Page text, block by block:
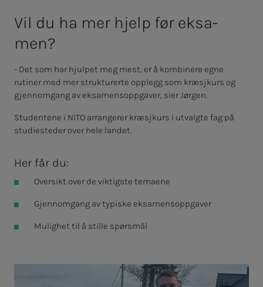
Vil du ha mer hjelp før ek­sa­­­
men?
- Det som har hjulpet meg mest, er å kombinere egne
rutiner med mer strukturerte opplegg som kræsjkurs og
gjennomgang av eksamensoppgaver, sier Jørgen.
Studentene i NITO arrangerer kræsjkurs i utvalgte fag på
studiesteder over hele landet.
Her får du:
Oversikt over de viktigste temaene
Gjennomgang av typiske eksamensoppgaver
Mulighet til å stille spørsmål